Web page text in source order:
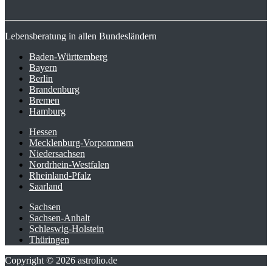
Lebensberatung in allen Bundesländern
Baden-Württemberg
Bayern
Berlin
Brandenburg
Bremen
Hamburg
Hessen
Mecklenburg-Vorpommern
Niedersachsen
Nordrhein-Westfalen
Rheinland-Pfalz
Saarland
Sachsen
Sachsen-Anhalt
Schleswig-Holstein
Thüringen
Copyright © 2026 astrolio.de